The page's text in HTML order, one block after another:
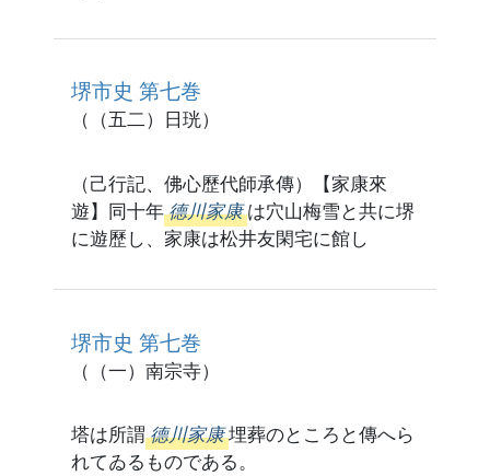
堺市史 第七巻
（（五二）日珖）
（己行記、佛心歷代師承傳）【家康來
遊】同十年 德川家康 は穴山梅雪と共に堺
に遊歷し、家康は松井友閑宅に館し
堺市史 第七巻
（（一）南宗寺）
塔は所謂 德川家康 埋葬のところと傳へら
れてゐるものである。